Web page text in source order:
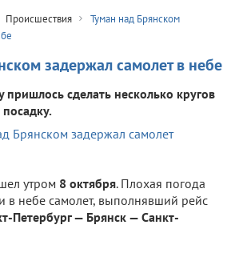
Происшествия
Туман над Брянском
задержал самолет в небе
сделать несколько кругов
утром 8 октября. Плохая погода
в небе самолет, выполнявший рейс
Петербург — Брянск — Санкт-